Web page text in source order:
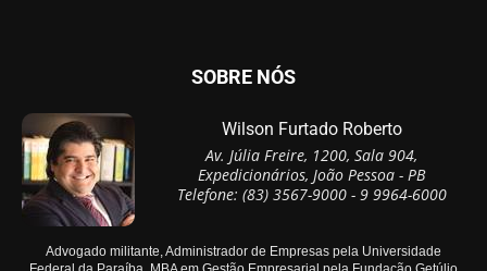
SOBRE NÓS
Wilson Furtado Roberto
Av. Júlia Freire, 1200, Sala 904,
Expedicionários, João Pessoa - PB
Telefone: (83) 3567-9000 - 9 9964-6000
Advogado militante, Administrador de Empresas pela Universidade